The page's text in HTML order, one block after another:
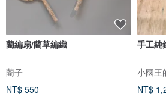
藺編扇/藺草編織
藺子
NT$ 550
手工純
小國王
NT$